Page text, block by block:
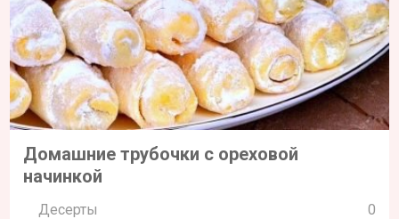
Домашние трубочки с ореховой
начинкой
Десерты 0